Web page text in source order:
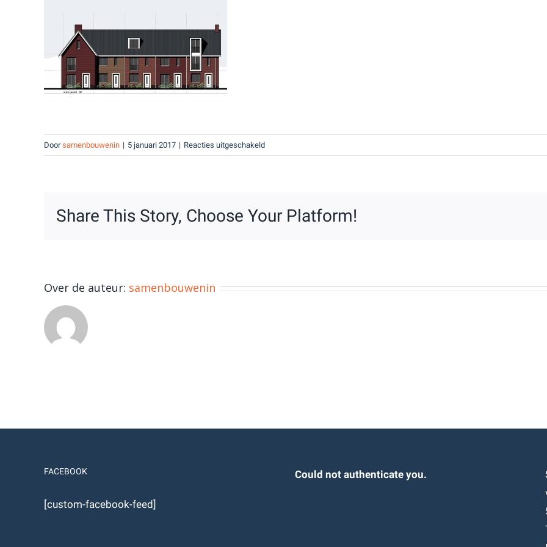
Doorsamenbouwenin | 5 januari 2017 | Reacties uitgeschakeldvoor
2
Share This Story, Choose Your Platform!
Over de auteur: samenbouwenin
FACEBOOK
[custom-facebook-feed]
Could not authenticate you.